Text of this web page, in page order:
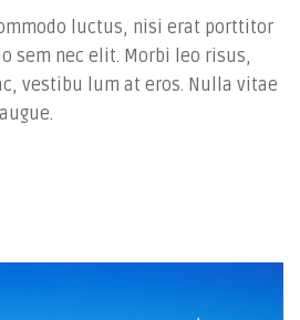
luctus, nisi erat porttitor
sem nec elit. Morbi leo risus,
vestibu lum at eros. Nulla vitae